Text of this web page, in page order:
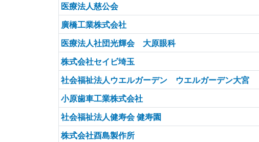
医療法人慈公会
廣橋工業株式会社
医療法人社団光輝会 大原眼科
株式会社セイビ埼玉
社会福祉法人ウエルガーデン ウエルガーデン大宮
小原歯車工業株式会社
社会福祉法人健寿会 健寿園
株式会社酉島製作所